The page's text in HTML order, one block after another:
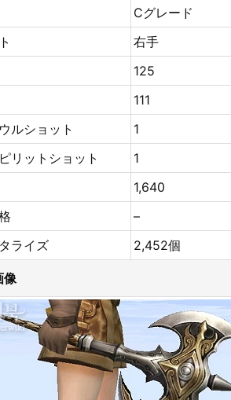
Cグレード
右手
125
111
ルショット
1
リットショット
1
1,640
–
ライズ
2,452個
像